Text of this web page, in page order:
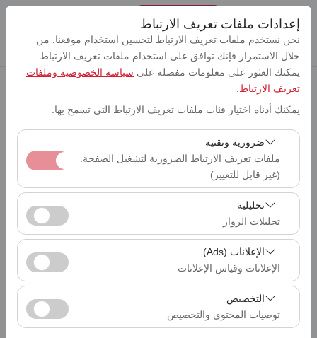
إعدادات ملفات تعريف الارتباط
نحن نستخدم ملفات تعريف الارتباط لتحسين استخدام موقعنا. من
خلال الاستمرار فإنك توافق على استخدام ملفات تعريف الارتباط.
يمكنك العثور على معلومات مفصلة على سياسة الخصوصية وملفات
تعريف الارتباط
يمكنك أدناه اختيار فئات ملفات تعريف الارتباط التي تسمح بها.
ضرورية وتقنية
ملفات تعريف الارتباط الضرورية لتشغيل الصفحة.
(غير قابل للتغيير)
تعد ملفات تعريف الارتباط هذه ضرورية لعمل الموقع بشكل
صحيح، والأمان، وإدارة الجلسات، والوظائف الأساسية. لا يمكن
تعطيلها.
تحليلية
تحليلات الزوار
تتيح لنا ملفات تعريف الارتباط هذه تحليل كيفية استخدام موقعنا
(عدد الزوار، الصفحات الأكثر زيارة، سلوك المستخدمين).
تُستخدم هذه البيانات لقياس أداء الموقع وتحسين تجربة
المستخدم بشكل مستمر.
الإعلانات (Ads)
الإعلانات وقياس الإعلانات
تتيح لنا ملفات تعريف الارتباط هذه عرض إعلانات مخصصة
تتناسب مع اهتماماتك وقياس فعالية حملاتنا الإعلانية (عدد مرات
الظهور، معدل النقر).
التخصيص
توصيات المحتوى والتخصيص
بيك اب الموقع
Lefkoşa مطار إركان (ERC)
تحديد موقع مختلف الانزال
Lefkoşa مطار إركان (ERC)
تاريخ الالتقاط والوقت
تاريخ العودة والوقت